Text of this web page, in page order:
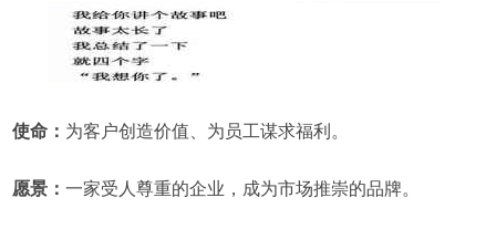
使命： 为客户创造价值、为员工谋求福利。
愿景：一家受人尊重的企业，成为市场推崇的品牌。